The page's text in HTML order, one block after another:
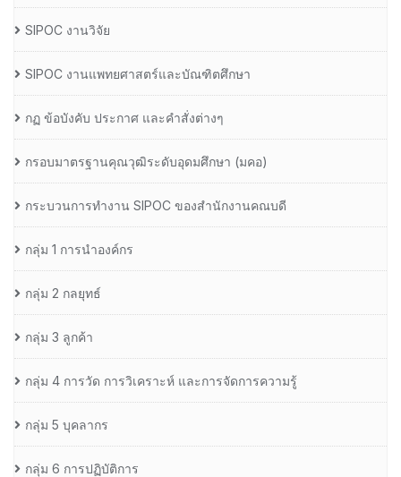
SIPOC งานวิจัย
SIPOC งานแพทยศาสตร์และบัณฑิตศึกษา
กฏ ข้อบังคับ ประกาศ และคำสั่งต่างๆ
กรอบมาตรฐานคุณวุฒิระดับอุดมศึกษา (มคอ)
กระบวนการทำงาน SIPOC ของสำนักงานคณบดี
กลุ่ม 1 การนำองค์กร
กลุ่ม 2 กลยุทธ์
กลุ่ม 3 ลูกค้า
กลุ่ม 4 การวัด การวิเคราะห์ และการจัดการความรู้
กลุ่ม 5 บุคลากร
กลุ่ม 6 การปฏิบัติการ